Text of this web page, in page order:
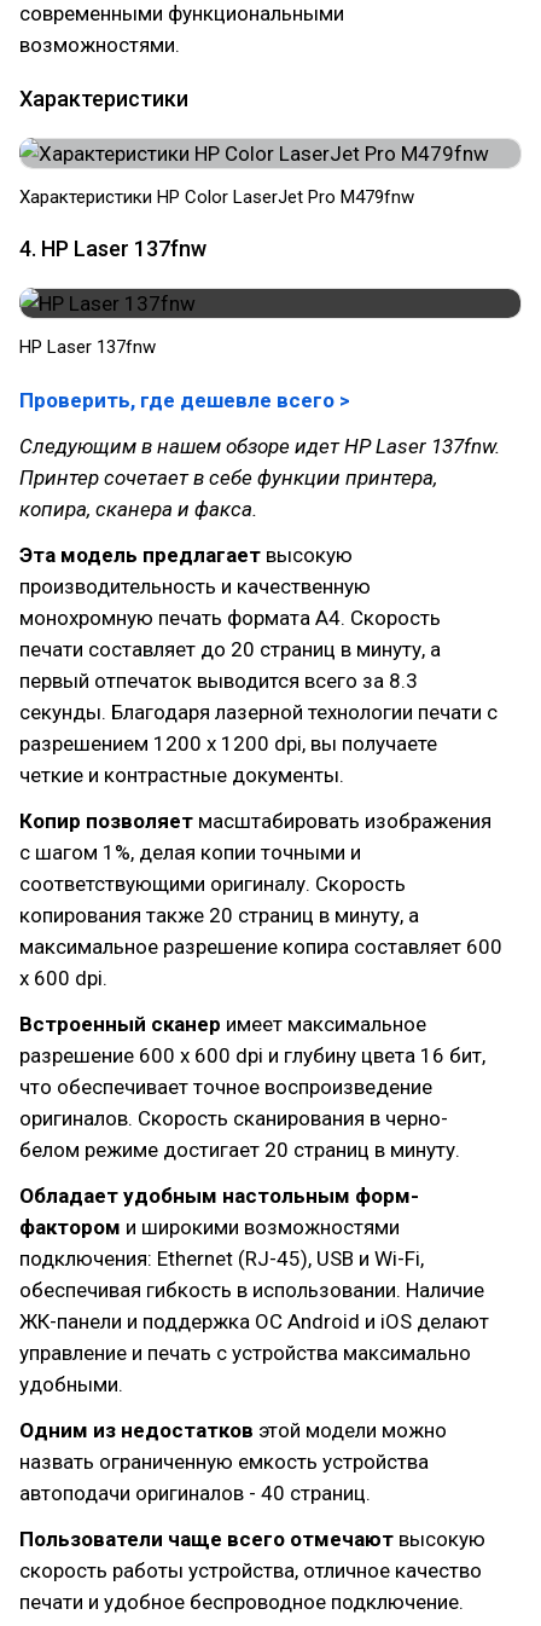
современными функциональными
возможностями.
Характеристики
Характеристики HP Color LaserJet Pro M479fnw
4. HP Laser 137fnw
HP Laser 137fnw
Проверить, где дешевле всего >
Следующим в нашем обзоре идет HP Laser 137fnw.
Принтер сочетает в себе функции принтера,
копира, сканера и факса.
Эта модель предлагает высокую
производительность и качественную
монохромную печать формата A4. Скорость
печати составляет до 20 страниц в минуту, а
первый отпечаток выводится всего за 8.3
секунды. Благодаря лазерной технологии печати с
разрешением 1200 x 1200 dpi, вы получаете
четкие и контрастные документы.
Копир позволяет масштабировать изображения
с шагом 1%, делая копии точными и
соответствующими оригиналу. Скорость
копирования также 20 страниц в минуту, а
максимальное разрешение копира составляет 600
x 600 dpi.
Встроенный сканер имеет максимальное
разрешение 600 x 600 dpi и глубину цвета 16 бит,
что обеспечивает точное воспроизведение
оригиналов. Скорость сканирования в черно-
белом режиме достигает 20 страниц в минуту.
Обладает удобным настольным форм-
фактором и широкими возможностями
подключения: Ethernet (RJ-45), USB и Wi-Fi,
обеспечивая гибкость в использовании. Наличие
ЖК-панели и поддержка ОС Android и iOS делают
управление и печать с устройства максимально
удобными.
Одним из недостатков этой модели можно
назвать ограниченную емкость устройства
автоподачи оригиналов - 40 страниц.
Пользователи чаще всего отмечают высокую
скорость работы устройства, отличное качество
печати и удобное беспроводное подключение.